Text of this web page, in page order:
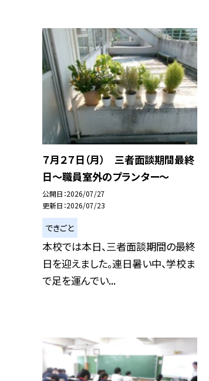
７月２７日（月） 三者面談期間最終
日～職員室外のプランター～
公開日 2026/07/27
更新日 2026/07/23
できごと
本校では本日、三者面談期間の最終
日を迎えました。連日暑い中、学校ま
で足を運んでい...